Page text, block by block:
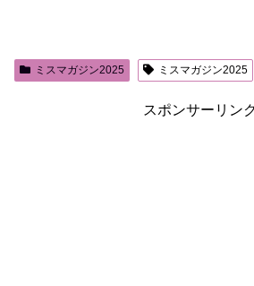
ミスマガジン2025 ミスマガジン2025
スポンサーリン